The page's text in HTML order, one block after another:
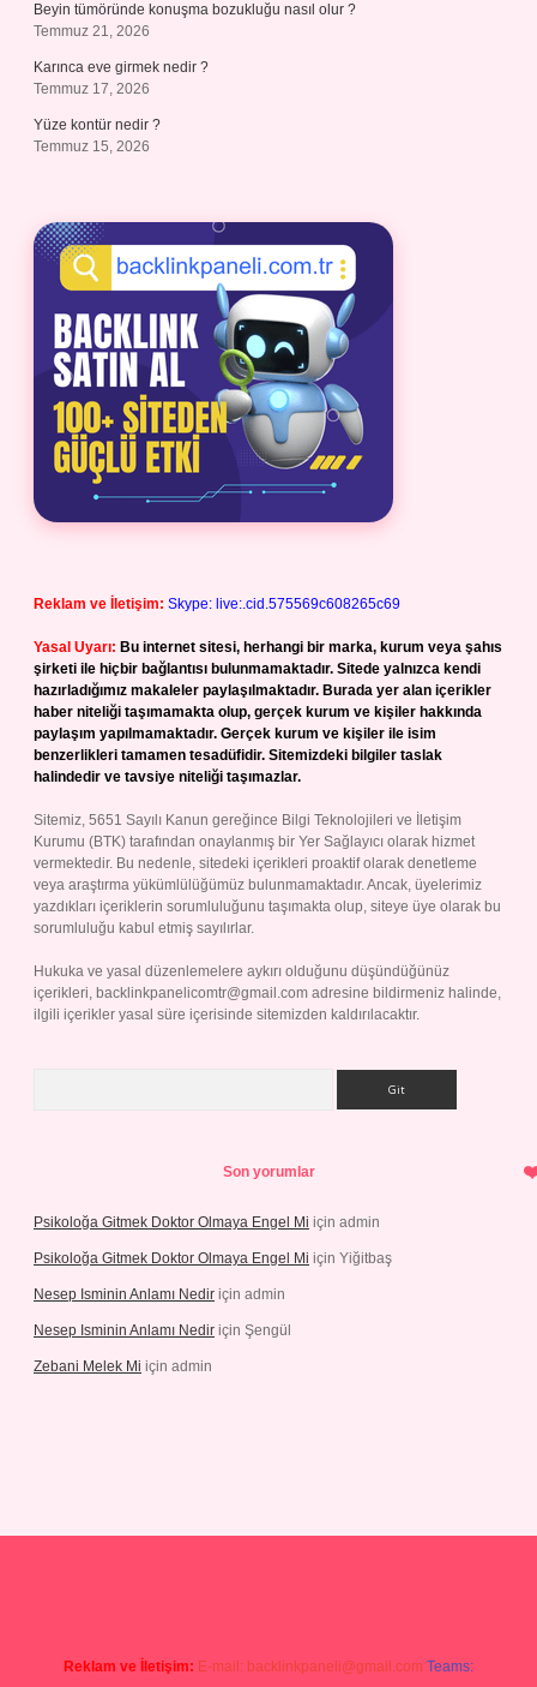
Beyin tümöründe konuşma bozukluğu nasıl olur ?
Temmuz 21, 2026
Karınca eve girmek nedir ?
Temmuz 17, 2026
Yüze kontür nedir ?
Temmuz 15, 2026
Reklam ve İletişim: Skype: live:.cid.575569c608265c69
Yasal Uyarı: Bu internet sitesi, herhangi bir marka, kurum veya şahıs
şirketi ile hiçbir bağlantısı bulunmamaktadır. Sitede yalnızca kendi
hazırladığımız makaleler paylaşılmaktadır. Burada yer alan içerikler
haber niteliği taşımamakta olup, gerçek kurum ve kişiler hakkında
paylaşım yapılmamaktadır. Gerçek kurum ve kişiler ile isim
benzerlikleri tamamen tesadüfidir. Sitemizdeki bilgiler taslak
halindedir ve tavsiye niteliği taşımazlar.
Sitemiz, 5651 Sayılı Kanun gereğince Bilgi Teknolojileri ve İletişim
Kurumu (BTK) tarafından onaylanmış bir Yer Sağlayıcı olarak hizmet
vermektedir. Bu nedenle, sitedeki içerikleri proaktif olarak denetleme
veya araştırma yükümlülüğümüz bulunmamaktadır. Ancak, üyelerimiz
yazdıkları içeriklerin sorumluluğunu taşımakta olup, siteye üye olarak bu
sorumluluğu kabul etmiş sayılırlar.
Hukuka ve yasal düzenlemelere aykırı olduğunu düşündüğünüz
içerikleri, backlinkpanelicomtr@gmail.com adresine bildirmeniz halinde,
ilgili içerikler yasal süre içerisinde sitemizden kaldırılacaktır.
Son yorumlar
Psikoloğa Gitmek Doktor Olmaya Engel Mi için admin
Psikoloğa Gitmek Doktor Olmaya Engel Mi için Yiğitbaş
Nesep Isminin Anlamı Nedir için admin
Nesep Isminin Anlamı Nedir için Şengül
Zebani Melek Mi için admin
Reklam ve İletişim: E-mail: backlinkpaneli@gmail.com Teams: